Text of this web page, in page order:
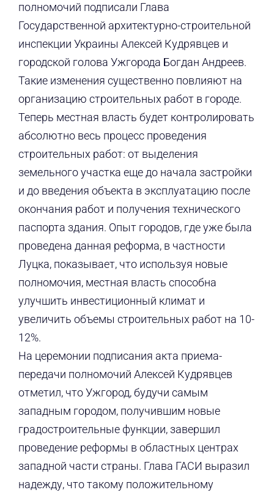
полномочий подписали Глава
Государственной архитектурно-строительной
инспекции Украины Алексей Кудрявцев и
городской голова Ужгорода Богдан Андреев.
Такие изменения существенно повлияют на
организацию строительных работ в городе.
Теперь местная власть будет контролировать
абсолютно весь процесс проведения
строительных работ: от выделения
земельного участка еще до начала застройки
и до введения объекта в эксплуатацию после
окончания работ и получения технического
паспорта здания. Опыт городов, где уже была
проведена данная реформа, в частности
Луцка, показывает, что используя новые
полномочия, местная власть способна
улучшить инвестиционный климат и
увеличить объемы строительных работ на 10-
12%.
На церемонии подписания акта приема-
передачи полномочий Алексей Кудрявцев
отметил, что Ужгород, будучи самым
западным городом, получившим новые
градостроительные функции, завершил
проведение реформы в областных центрах
западной части страны. Глава ГАСИ выразил
надежду, что такому положительному